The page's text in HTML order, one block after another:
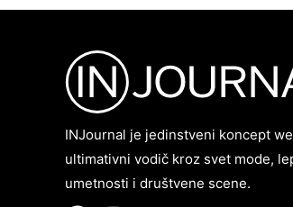
INJournal je jedinstveni koncept
ultimativni vodič kroz svet mode,
umetnosti i društvene scene.